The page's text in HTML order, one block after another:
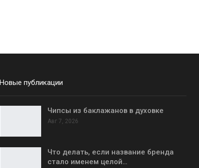
Новые публикации
Чипсы из баклажанов в духовке
Авг 7, 2026
Что делать, если название бренда
стало именем целой…